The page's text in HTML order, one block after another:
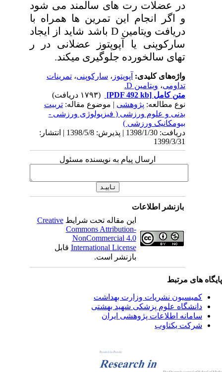
در عضلات رت های سالمند می شود
و اگر انجام این تمرین ها همراه با
دریافت ویتامین D باشد شاید از ایجاد
سارکوپنی یا آپوپتوز عضلانی در ر
تهای سالخورده جلوگیری میکند.
واژه‌های کلیدی:آپوپتوز، سارکوپنی،تمرینات
تداومی،ویتامین D.
متن کامل[PDF 492 kb]
نوع مطالعه:پژوهشی| موضوع مقاله:تربیت
بدنی و علوم ورزشی ( فیزیولوژی ورزشی -
بیومکانیک ورزشی )
دریافت: 1398/1/30 | پذیرش: 1398/5/8 | انتشار:
1399/3/31
ارسال پیام به نویسنده مسئول
بازنشر اطلاعات
این مقاله تحت شرایطCreative
Commons Attribution-
NonCommercial 4.0
International Licenseقابل
بازنشر است.
های مرتبط
کمیسیون نشریات وزارت بهداشت
دانشگاه علوم پزشکی شهید بهشتی
سامانه اطلاعات پژوهشی ایران
شرکت یکتاوب